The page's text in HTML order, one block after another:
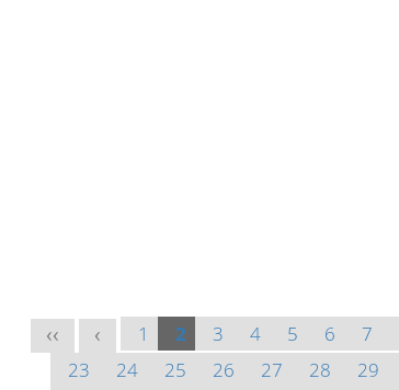
<< < 1 2 3 4 5 6 7
23
24 25 26 27 28 29